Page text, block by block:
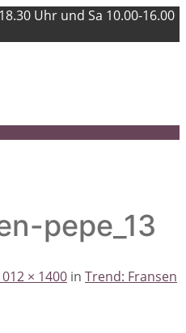
Uhr und Sa 10.00-16.00
pepe_13
× 1400 in Trend: Fransen